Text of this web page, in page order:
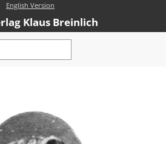
English Version
Klaus Breinlich